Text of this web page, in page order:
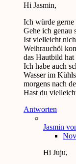
Hi Jasmin,
Ich würde
Gehe ich genau
Ist vielleicht
Weihrauchöl
das Hautbild hat
Ich habe auch
Wasser im
morgens nach
Hast du
Antworten
Jasmin
Hi Juju,